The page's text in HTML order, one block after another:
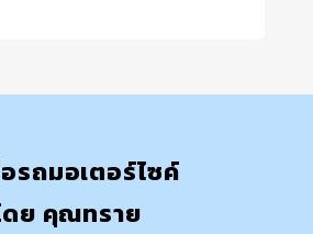
รถมอเตอร์ไซค์
ดย คุณทราย